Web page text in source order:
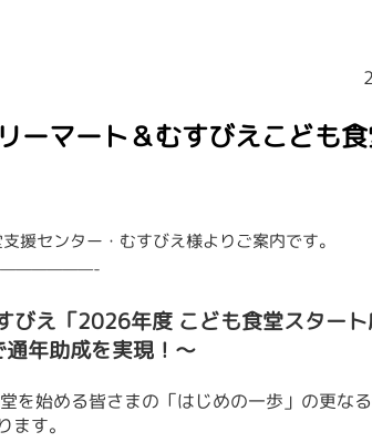
ーマート＆むすびえこども
援センター・むすびえ様よりご案内です。
びえ「2026年度 こども食堂スター
年助成を実現！〜
を始める皆さまの「はじめの一歩」の更な
す。